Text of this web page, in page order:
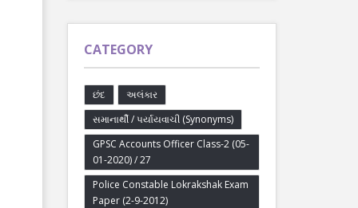
CATEGORY
છંદ
અલંકાર
સમાનાર્થી / પર્યાયવાચી (Synonyms)
GPSC Accounts Officer Class-2 (05-
01-2020) / 27
Police Constable Lokrakshak Exam
Paper (2-9-2012)